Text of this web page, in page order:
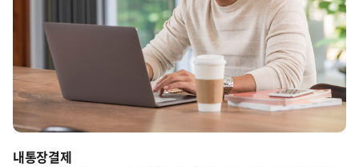
내통장결제